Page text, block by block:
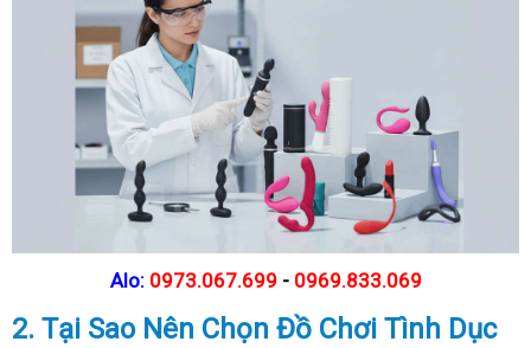
Alo: 0973.067.699 - 0969.833.069
2. Tại SaoNên Chọn Đồ Chơi Tình Dục